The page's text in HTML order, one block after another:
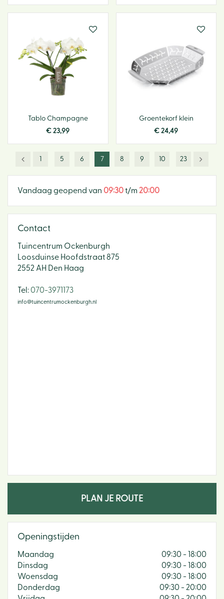
Tablo Champagne
€ 23,99
Groentekorf klein
€ 24,49
1 5 6 7 8 9 10 23
Vandaag geopend van 09:30t/m 20:00
Contact
Tuincentrum Ockenburgh
Loosduinse Hoofdstraat 875
2552 AH Den Haag
​Tel:070-3971173
info@tuincentrumockenburgh.nl
PLAN JE ROUTE
Openingstijden
Maandag
09:30 - 18:00
Dinsdag
09:30 - 18:00
Woensdag
09:30 - 18:00
Donderdag
09:30 - 20:00